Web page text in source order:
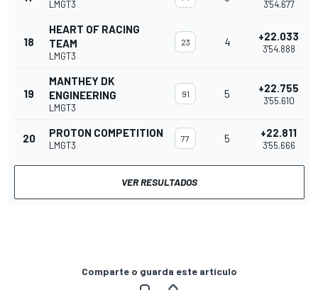
LMGT3 3'54.677
18
HEART OF RACING
TEAM
LMGT3
23 4 +22.033
3'54.888
19
MANTHEY DK
ENGINEERING
LMGT3
91 5 +22.755
3'55.610
20 PROTON COMPETITION
LMGT3
77 5 +22.811
3'55.666
VER RESULTADOS
Comparte o guarda este artículo